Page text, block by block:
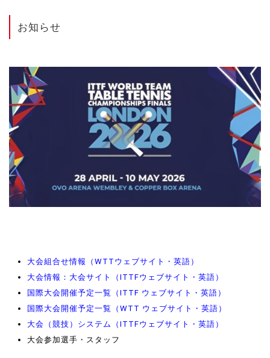
お知らせ
大会組合せ情報（WTTウェブサイト・英語）
大会情報：大会サイト（ITTFウェブサイト・英語）
国際大会開催予定一覧（ITTF ウェブサイト・英語）
国際大会開催予定一覧（WTT ウェブサイト・英語）
大会（競技）システム（ITTFウェブサイト・英語）
大会参加選手・スタッフ